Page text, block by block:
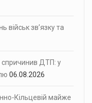
військ зв’язку та
спричинив ДТП: у
06.08.2026
Кільцевій майже